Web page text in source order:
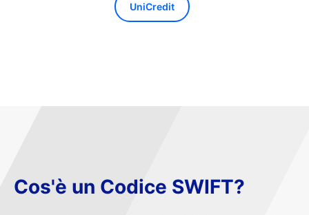
UniCredit
Cos'è un Codice SWIFT?